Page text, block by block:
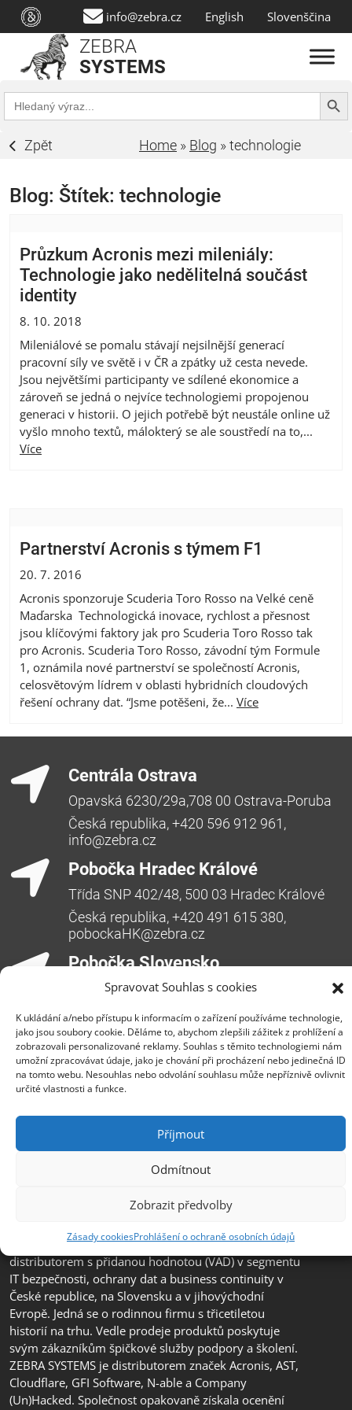
Spravovat Souhlas s cookies
K ukládání a/nebo přístupu k informacím o zařízení používáme technologie,
jako jsou soubory cookie. Děláme to, abychom zlepšili zážitek z prohlížení a
zobrazovali personalizované reklamy. Souhlas s těmito technologiemi nám
umožní zpracovávat údaje, jako je chování při procházení nebo jedinečná ID
na tomto webu. Nesouhlas nebo odvolání souhlasu může nepříznivě ovlivnit
určité vlastnosti a funkce.
Příjmout
Odmítnout
Zobrazit předvolby
Zásady cookiesProhlášení o ochraně osobních údajů
info@zebra.cz English Slovenščina
ZEBRA
SYSTEMS
Search
for:
Search
Zpět Home » Blog »technologie
Blog: Štítek: technologie
Průzkum Acronis mezi mileniály:
Technologie jako nedělitelná součást
identity
8. 10. 2018
Mileniálové se pomalu stávají nejsilnější generací
pracovní síly ve světě i v ČR a zpátky už cesta nevede.
Jsou největšími participanty ve sdílené ekonomice a
zároveň se jedná o nejvíce technologiemi propojenou
generaci v historii. O jejich potřebě být neustále online už
vyšlo mnoho textů, málokterý se ale soustředí na to,...
Více
Partnerství Acronis s týmem F1
20. 7. 2016
Acronis sponzoruje Scuderia Toro Rosso na Velké ceně
Maďarska Technologická inovace, rychlost a přesnost
jsou klíčovými faktory jak pro Scuderia Toro Rosso tak
pro Acronis. Scuderia Toro Rosso, závodní tým Formule
1, oznámila nové partnerství se společností Acronis,
celosvětovým lídrem v oblasti hybridních cloudových
řešení ochrany dat. “Jsme potěšeni, že... Více
Centrála Ostrava
Opavská 6230/29a,708 00 Ostrava-Poruba
Česká republika, +420 596 912 961,
info@zebra.cz
Pobočka Hradec Králové
Třída SNP 402/48, 500 03 Hradec Králové
Česká republika, +420 491 615 380,
pobockaHK@zebra.cz
Pobočka Slovensko
+421 917 554 499
erik.leo@zebra.cz
Pobočka Adriatic
+385 99 3241 770 (HR) +381 61 6231 777
(SRB)
Společnost ZEBRA SYSTEMS, s.r.o. je předním
distributorem s přidanou hodnotou (VAD) v segmentu
IT bezpečnosti, ochrany dat a business continuity v
České republice, na Slovensku a v jihovýchodní
Evropě. Jedná se o rodinnou firmu s třicetiletou
historií na trhu. Vedle prodeje produktů poskytuje
svým zákazníkům špičkové služby podpory a školení.
ZEBRA SYSTEMS je distributorem značek Acronis, AST,
Cloudflare, GFI Software, N-able a Company
(Un)Hacked. Společnost opakovaně získala ocenění